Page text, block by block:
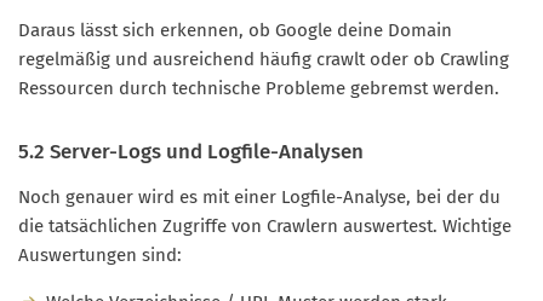
Daraus lässt sich erkennen, ob Google deine Domain
regelmäßig und ausreichend häufig crawlt oder ob Crawling
Ressourcen durch technische Probleme gebremst werden.
5.2 Server-Logs und Logfile-Analysen
Noch genauer wird es mit einer Logfile-Analyse, bei der du
die tatsächlichen Zugriffe von Crawlern auswertest. Wichtige
Auswertungen sind: